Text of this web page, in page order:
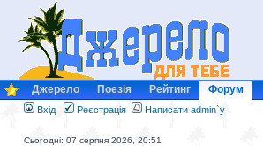
Джерело Поезія Рейтинг Форум
Вхід Реєстрація Написати admin`у
Сьогодні: 07 серпня 2026, 20:51